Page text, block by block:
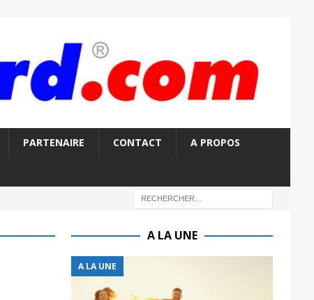
PARTENAIRE CONTACT A PROPOS
A LA UNE
A LA UNE